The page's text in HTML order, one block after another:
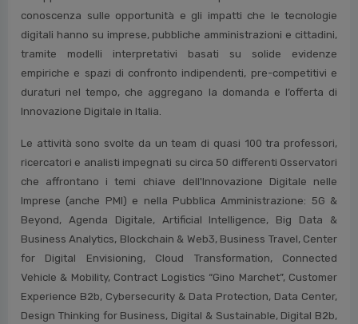
conoscenza sulle opportunità e gli impatti che le tecnologie
digitali hanno su imprese, pubbliche amministrazioni e cittadini,
tramite modelli interpretativi basati su solide evidenze
empiriche e spazi di confronto indipendenti, pre-competitivi e
duraturi nel tempo, che aggregano la domanda e l’offerta di
Innovazione Digitale in Italia.
Le attività sono svolte da un team di quasi 100 tra professori,
ricercatori e analisti impegnati su circa 50 differenti Osservatori
che affrontano i temi chiave dell'Innovazione Digitale nelle
Imprese (anche PMI) e nella Pubblica Amministrazione: 5G &
Beyond, Agenda Digitale, Artificial Intelligence, Big Data &
Business Analytics, Blockchain & Web3, Business Travel, Center
for Digital Envisioning, Cloud Transformation, Connected
Vehicle & Mobility, Contract Logistics “Gino Marchet”, Customer
Experience B2b, Cybersecurity & Data Protection, Data Center,
Design Thinking for Business, Digital & Sustainable, Digital B2b,